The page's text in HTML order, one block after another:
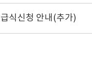
식신청 안내(추가)